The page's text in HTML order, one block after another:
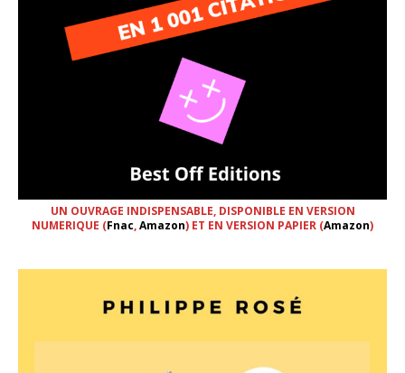
UN OUVRAGE INDISPENSABLE, DISPONIBLE EN VERSION
NUMERIQUE (Fnac,Amazon) ET EN VERSION PAPIER (Amazon)